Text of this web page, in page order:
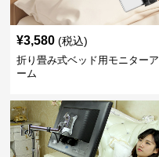
¥3,580 (税込)
折り畳み式ベッド用モニターア
ーム